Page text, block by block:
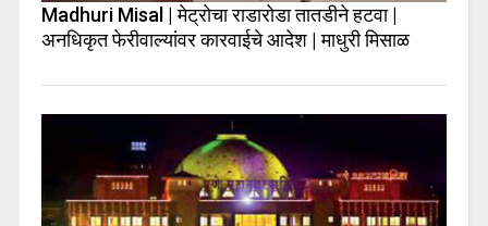
Madhuri Misal | मेट्रोचा राडारोडा तातडीने हटवा |
अनधिकृत फेरीवाल्यांवर कारवाईचे आदेश | माधुरी मिसाळ